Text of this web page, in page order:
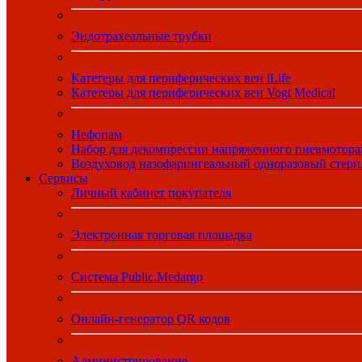
Эндотрахеальные трубки
Катетеры для периферических вен iLife
Катетеры для периферических вен Vogt Medical
Нефопам
Набор для декомпрессии напряженного
Воздуховод назофарингеальный одноразовый
Сервисы
Личный кабинет покупателя
Электронная торговая площадка
Система Public.Medargo
Онлайн-генератор QR кодов